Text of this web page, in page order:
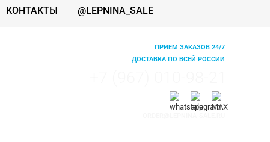
КОНТАКТЫ @LEPNINA_SALE
ПРИЕМ ЗАКАЗОВ 24/7
ДОСТАВКА ПО ВСЕЙ РОССИИ